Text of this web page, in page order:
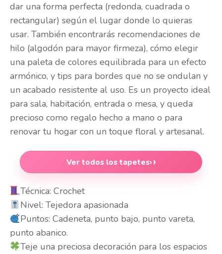
dar una forma perfecta (redonda, cuadrada o
rectangular) según el lugar donde lo quieras
usar. También encontrarás recomendaciones de
hilo (algodón para mayor firmeza), cómo elegir
una paleta de colores equilibrada para un efecto
armónico, y tips para bordes que no se ondulan y
un acabado resistente al uso. Es un proyecto ideal
para sala, habitación, entrada o mesa, y queda
precioso como regalo hecho a mano o para
renovar tu hogar con un toque floral y artesanal.
Ver todos los tapetes›
Técnica: Crochet
Nivel: Tejedora apasionada
Puntos: Cadeneta, punto bajo, punto vareta,
punto abanico.
Teje una preciosa decoración para los espacios